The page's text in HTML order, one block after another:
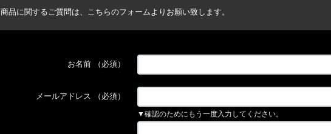
商品に関するご質問は、こちらのフォームよりお願い致します。
お名前 （必須）
メールアドレス （必須）
▼確認のためにもう一度入力してください。